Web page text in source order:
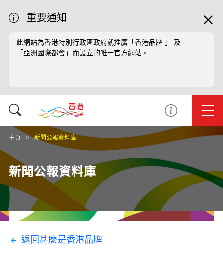
重要通知
此網站為香港特別行政區政府就推廣「香港品牌 」 及
「亞洲國際都會」而設立的唯一官方網站。
主頁 新聞公報資料庫
新聞公報資料庫
返回甚麼是香港品牌